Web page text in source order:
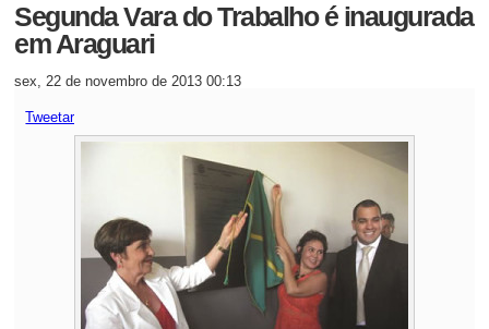
Segunda Vara do Trabalho é inaugurada
em Araguari
sex, 22 de novembro de 2013 00:13
Tweetar